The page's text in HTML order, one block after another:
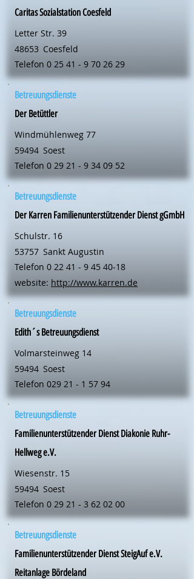
Caritas Sozialstation Coesfeld
Letter Str. 39
48653 Coesfeld
Telefon 0 25 41 - 9 70 26 29
Betreuungsdienste
Der Betüttler
Windmühlenweg 77
59494 Soest
Telefon 0 29 21 - 9 34 09 52
Betreuungsdienste
Der Karren Familienunterstützender Dienst gGmbH
Schulstr. 16
53757 Sankt Augustin
Telefon 0 22 41 - 9 45 40-18
website: http://www.karren.de
Betreuungsdienste
Edith´s Betreuungsdienst
Volmarsteinweg 14
59494 Soest
Telefon 029 21 - 1 57 94
Betreuungsdienste
Familienunterstützender Dienst Diakonie Ruhr-
Hellweg e.V.
Wiesenstr. 15
59494 Soest
Telefon 0 29 21 - 3 62 02 00
Betreuungsdienste
Familienunterstützender Dienst SteigAuf e.V.
Reitanlage Bördeland